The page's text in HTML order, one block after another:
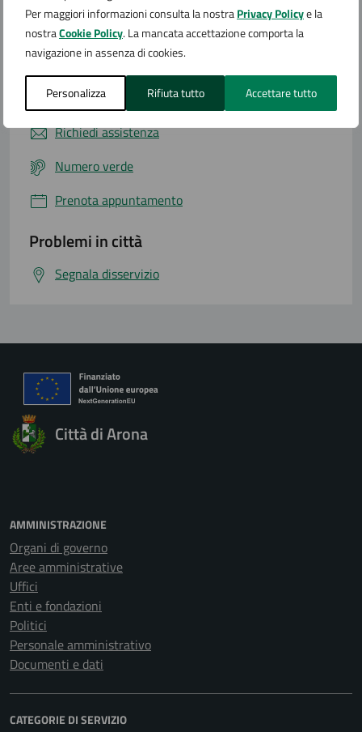
Per maggiori informazioni consulta la nostraPrivacy Policye la
nostraCookie Policy. La mancata accettazione comporta la
navigazione in assenza di cookies.
Personalizza Rifiuta tutto Accettare tutto
Contatta il comune
Leggi le domande frequenti
Richiedi assistenza
Numero verde
Prenota appuntamento
Problemi in città
Segnala disservizio
Città di Arona
AMMINISTRAZIONE
Organi di governo
Aree amministrative
Uffici
Enti e fondazioni
Politici
Personale amministrativo
Documenti e dati
CATEGORIE DI SERVIZIO